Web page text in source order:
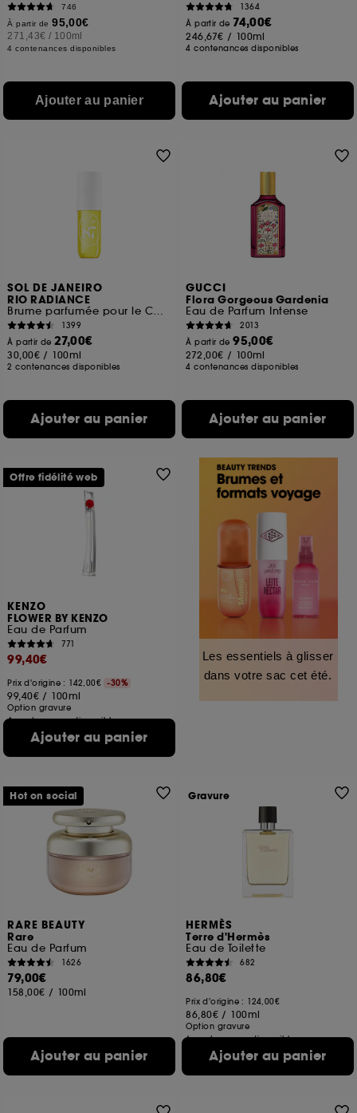
746
À partir de95,00€
271,43€ / 100ml
4 contenances disponibles
Ajouter au panier
1364
À partir de 74,00€
246,67€ / 100ml
4 contenances disponibles
Ajouter au panier
SOL DE JANEIRO
RIO RADIANCE
Brume parfumée pour le Corps et les cheveux
1399
À partir de27,00€
30,00€ / 100ml
2 contenances disponibles
Ajouter au panier
GUCCI
Flora Gorgeous Gardenia
Eau de Parfum Intense
2013
À partir de95,00€
272,00€ / 100ml
4 contenances disponibles
Ajouter au panier
KENZO
FLOWER BY KENZO
Eau de Parfum
771
99,40€
Prix d'origine : 142,00€ -30%
99,40€ / 100ml
Option gravure
4 contenances disponibles
Ajouter au panier
Offre fidélité web
Les essentiels à glisser
dans votre sac cet été.
RARE BEAUTY
Rare
Eau de Parfum
1626
79,00€
158,00€ / 100ml
Ajouter au panier
Hot on social
HERMÈS
Terre d'Hermès
Eau de Toilette
682
86,80€
Prix d'origine : 124,00€
86,80€ / 100ml
Option gravure
6 contenances disponibles
Ajouter au panier
Gravure